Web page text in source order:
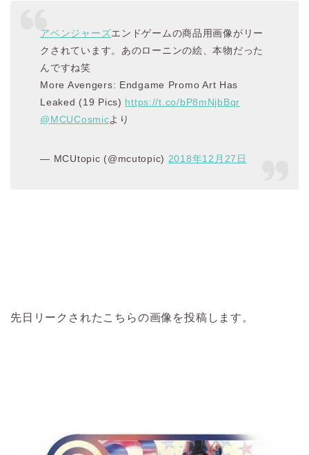
アベンジャーズエンドゲームの商品用画像がリー
クされています。あのローニンの絵、本物だった
んですね笑
More Avengers: Endgame Promo Art Has
Leaked (19 Pics) https://t.co/bP8mNjbBqr
@MCUCosmicより
— MCUtopic (@mcutopic) 2018年12月27日
先日リークされたこちらの画像を投稿します。